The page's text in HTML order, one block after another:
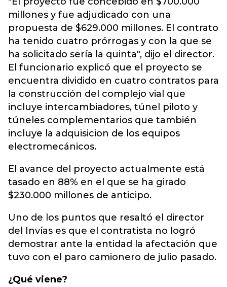
millones y fue adjudicado con una
propuesta de $629.000 millones. El contrato
ha tenido cuatro prórrogas y con la que se
ha solicitado sería la quinta", dijo el director.
El funcionario explicó que el proyecto se
encuentra dividido en cuatro contratos para
la construcción del complejo vial que
incluye intercambiadores, túnel piloto y
túneles complementarios que también
incluye la adquisicion de los equipos
electromecánicos.
El avance del proyecto actualmente está
tasado en 88% en el que se ha girado
$230.000 millones de anticipo.
Uno de los puntos que resaltó el director
del Invías es que el contratista no logró
demostrar ante la entidad la afectación que
tuvo con el paro camionero de julio pasado.
¿Qué viene?